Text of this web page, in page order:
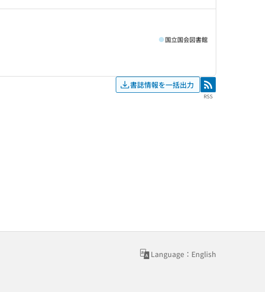
国立国会図書館
書誌情報を一括出力 RSS
RSS
Language：English